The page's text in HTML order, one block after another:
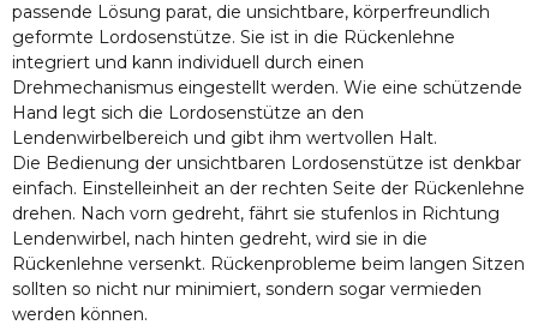
passende Lösung parat, die unsichtbare, körperfreundlich
geformte Lordosenstütze. Sie ist in die Rückenlehne
integriert und kann individuell durch einen
Drehmechanismus eingestellt werden. Wie eine schützende
Hand legt sich die Lordosenstütze an den
Lendenwirbelbereich und gibt ihm wertvollen Halt.
Die Bedienung der unsichtbaren Lordosenstütze ist denkbar
einfach. Einstelleinheit an der rechten Seite der Rückenlehne
drehen. Nach vorn gedreht, fährt sie stufenlos in Richtung
Lendenwirbel, nach hinten gedreht, wird sie in die
Rückenlehne versenkt. Rückenprobleme beim langen Sitzen
sollten so nicht nur minimiert, sondern sogar vermieden
werden können.